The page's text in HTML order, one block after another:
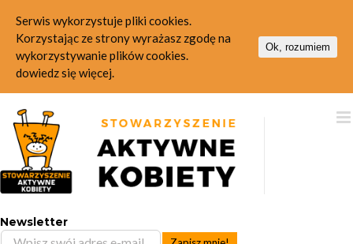
content
Newsletter
Serwis wykorzystuje pliki cookies.
Korzystając ze strony wyrażasz zgodę na
wykorzystywanie plików cookies.
dowiedz się więcej.
Ok, rozumiem